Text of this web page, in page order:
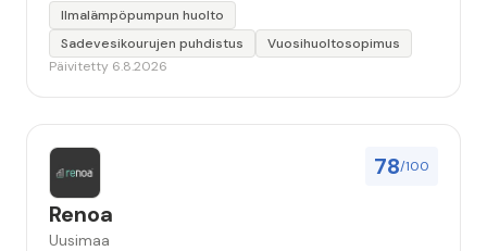
Ilmalämpöpumpun huolto
Sadevesikourujen puhdistus
Vuosihuoltosopimus
Päivitetty 6.8.2026
78/100
Renoa
Uusimaa